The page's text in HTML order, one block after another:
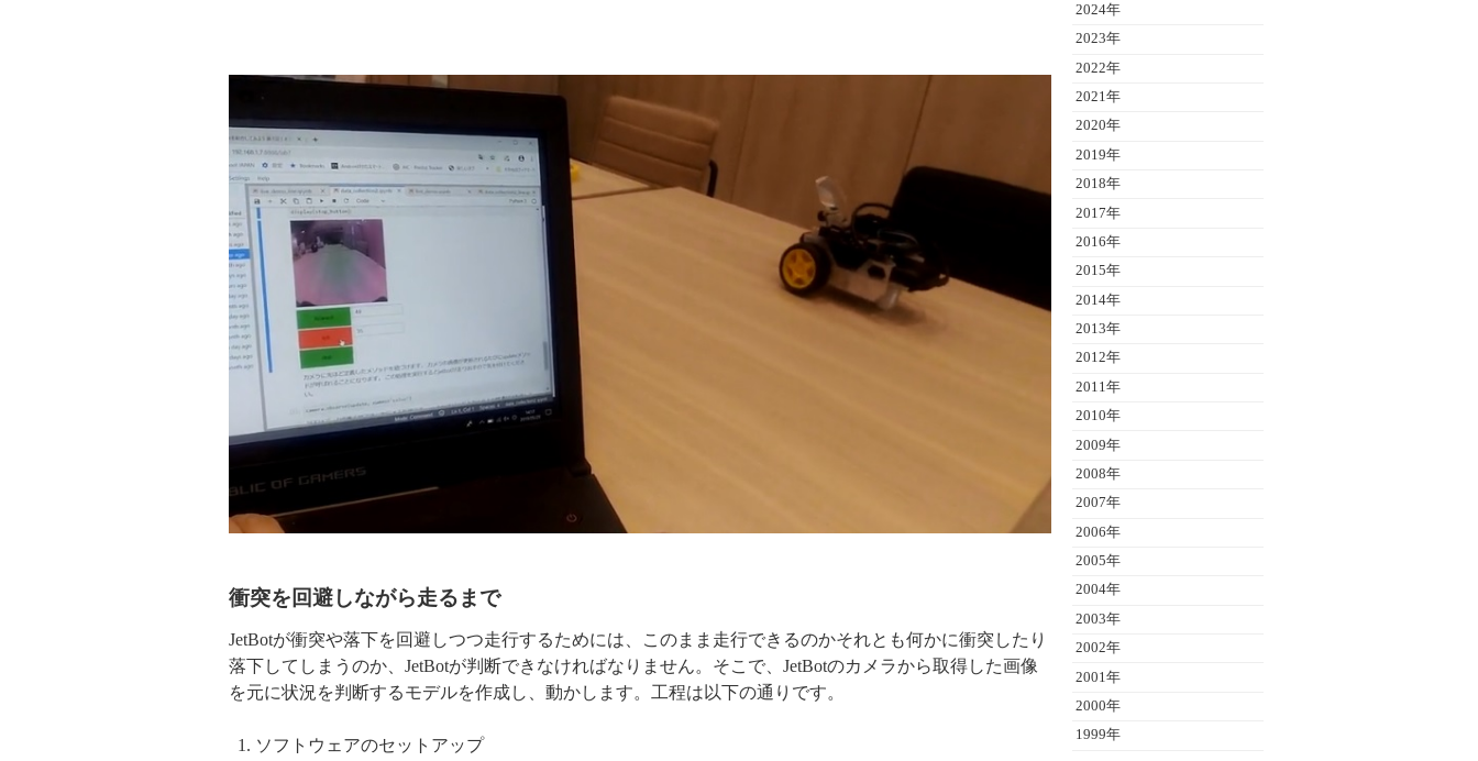
衝突を回避しながら走るまで
JetBotが衝突や落下を回避しつつ走行するためには、このまま走行できるのかそれとも何かに衝突したり
落下してしまうのか、JetBotが判断できなければなりません。そこで、JetBotのカメラから取得した画像
を元に状況を判断するモデルを作成し、動かします。工程は以下の通りです。
ソフトウェアのセットアップ
2024年
2023年
2022年
2021年
2020年
2019年
2018年
2017年
2016年
2015年
2014年
2013年
2012年
2011年
2010年
2009年
2008年
2007年
2006年
2005年
2004年
2003年
2002年
2001年
2000年
1999年